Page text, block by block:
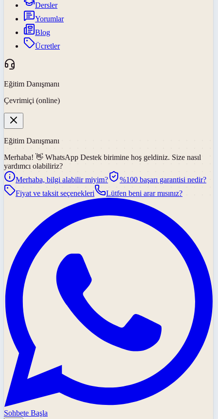
Dersler
Yorumlar
Blog
Ücretler
Eğitim Danışmanı
Çevrimiçi (online)
Eğitim Danışmanı
Merhaba! 👋 WhatsApp Destek birimine hoş geldiniz. Size nasıl
yardımcı olabiliriz?
Merhaba, bilgi alabilir miyim?
%100 başarı garantisi nedir?
Fiyat ve taksit seçenekleri
Lütfen beni arar mısınız?
Sohbete Başla